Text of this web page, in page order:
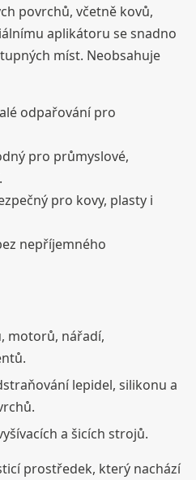
povrchů, včetně kovů,
aplikátoru se snadno
míst. Neobsahuje
odpařování pro
pro průmyslové,
pro kovy, plasty i
nepříjemného
motorů, nářadí,
lepidel, silikonu a
a šicích strojů.
prostředek, který nachází